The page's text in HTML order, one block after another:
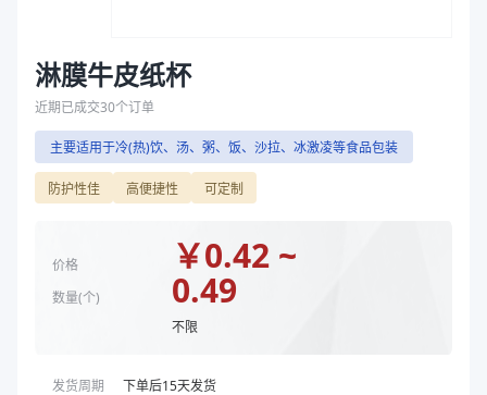
上口径（mm）
90、97
下口径（mm）
73、75
容量（oz）
8、12、16
商品图片
淋膜牛皮纸杯
近期已成交30个订单
主要适用于冷(热)饮、汤、粥、饭、沙拉、冰激凌等食品包装
防护性佳 高便捷性 可定制
价格
数量(个)
￥0.42 ~
0.49
不限
发货周期 下单后15天发货